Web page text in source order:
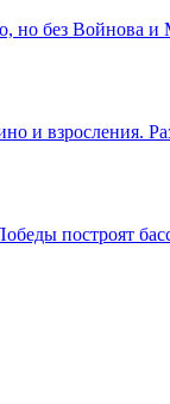
но без Войнова и
и взросления.
построят